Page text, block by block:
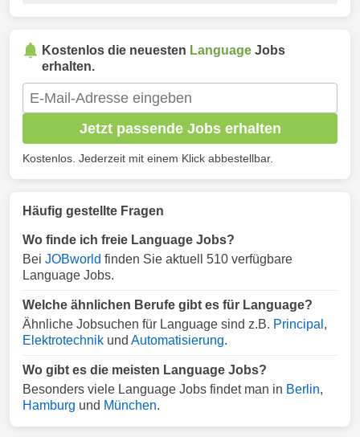
Kostenlos die neuesten Language Jobs
erhalten.
Jetzt passende Jobs erhalten
Kostenlos. Jederzeit mit einem Klick abbestellbar.
Häufig gestellte Fragen
Wo finde ich freie Language Jobs?
Bei JOBworld finden Sie aktuell 510 verfügbare
Language Jobs.
Welche ähnlichen Berufe gibt es für Language?
Ähnliche Jobsuchen für Language sind z.B. Principal ,
Elektrotechnik und Automatisierung.
Wo gibt es die meisten Language Jobs?
Besonders viele Language Jobs findet man in Berlin,
Hamburg und München.